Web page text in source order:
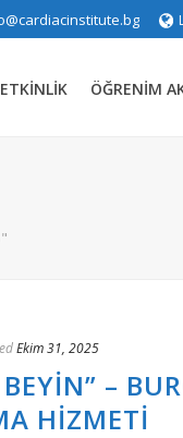
ÖĞRENIM
Ekim 31, 2025
–
HIZMETI